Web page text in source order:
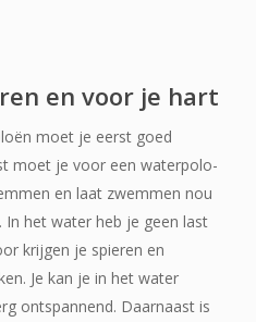
en voor je hart
moet je eerst goed
moet je voor een waterpolo-
en laat zwemmen nou
het water heb je geen last
krijgen je spieren en
Je kan je in het water
ontspannend. Daarnaast is